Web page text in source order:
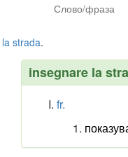
Слово/фраза
la strada.
insegnare la
fr.